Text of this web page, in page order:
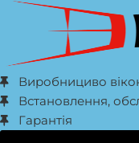
Виробнициво
Встановлення,
Гарантія